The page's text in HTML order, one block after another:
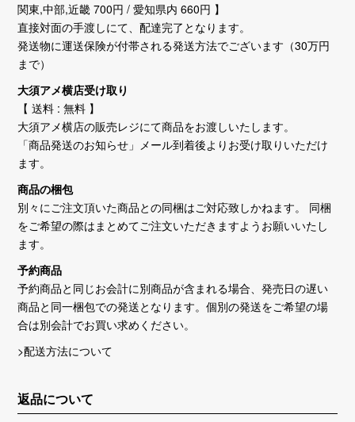
関東,中部,近畿 700円 / 愛知県内 660円 】
直接対面の手渡しにて、配達完了となります。
発送物に運送保険が付帯される発送方法でございます（30万円
まで）
大須アメ横店受け取り
【 送料 : 無料 】
大須アメ横店の販売レジにて商品をお渡しいたします。
「商品発送のお知らせ」メール到着後よりお受け取りいただけ
ます。
商品の梱包
別々にご注文頂いた商品との同梱はご対応致しかねます。 同梱
をご希望の際はまとめてご注文いただきますようお願いいたし
ます。
予約商品
予約商品と同じお会計に別商品が含まれる場合、発売日の遅い
商品と同一梱包での発送となります。個別の発送をご希望の場
合は別会計でお買い求めください。
>配送方法について
返品について